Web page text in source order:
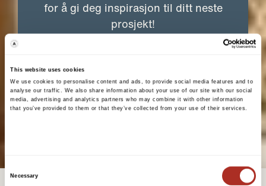
This website uses cookies
We use cookies to personalise content and ads, to provide social media features and to
analyse our traffic. We also share information about your use of our site with our social
media, advertising and analytics partners who may combine it with other information
that you’ve provided to them or that they’ve collected from your use of their services.
Consent
Necessary
for å gi deg inspirasjon til ditt neste
prosjekt!
Utforsk vår inspirasjonsside